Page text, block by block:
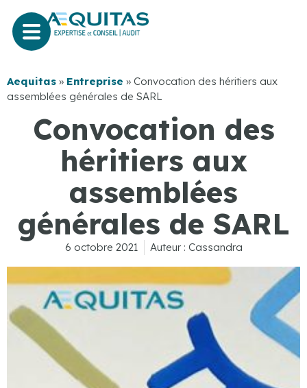
Aequitas » Entreprise » Convocation des héritiers aux
assemblées générales de SARL
Convocation des
héritiers aux
assemblées
générales de SARL
6 octobre 2021 Auteur : Cassandra